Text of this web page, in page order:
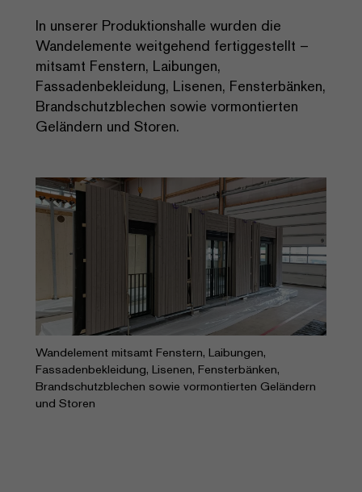
In unserer Produktionshalle wurden die
Wandelemente weitgehend fertiggestellt –
mitsamt Fenstern, Laibungen,
Fassadenbekleidung, Lisenen, Fensterbänken,
Brandschutzblechen sowie vormontierten
Geländern und Storen.
Wandelement mitsamt Fenstern, Laibungen,
Fassadenbekleidung, Lisenen, Fensterbänken,
Brandschutzblechen sowie vormontierten Geländern
und Storen